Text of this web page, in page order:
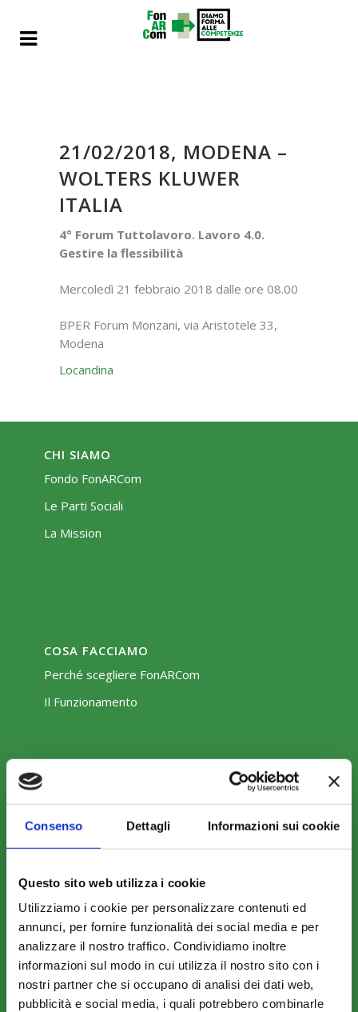
Consenso Dettagli Informazioni sui cookie
Questo sito web utilizza i cookie
Utilizziamo i cookie per personalizzare contenuti ed
annunci, per fornire funzionalità dei social media e per
analizzare il nostro traffico. Condividiamo inoltre
informazioni sul modo in cui utilizza il nostro sito con i
nostri partner che si occupano di analisi dei dati web,
pubblicità e social media, i quali potrebbero combinarle
21/02/2018, MODENA –
WOLTERS KLUWER
ITALIA
4° Forum Tuttolavoro. Lavoro 4.0.
Gestire la flessibilità
Mercoledì 21 febbraio 2018 dalle ore 08.00
BPER Forum Monzani, via Aristotele 33,
Modena
Locandina
CHI SIAMO
Fondo FonARCom
Le Parti Sociali
La Mission
COSA FACCIAMO
Perché scegliere FonARCom
Il Funzionamento
COME ADERIRE
Modalità di adesione
Mobilità e Portabilità
Strumenti